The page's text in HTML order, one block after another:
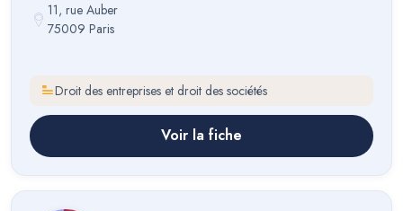
11, rue Auber
75009 Paris
Droit des entreprises et droit des sociétés
Voir la fiche